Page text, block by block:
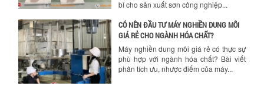
Máy nghiền dung môi giá rẻ có thực sự
phân tích ưu, nhược điểm của máy...
5 LỢI ÍCH NỔI BẬT KHI SỬ DỤNG MÁY
KHUẤY SƠN DÙNG ĐIỆN TRONG SẢN XUẤT